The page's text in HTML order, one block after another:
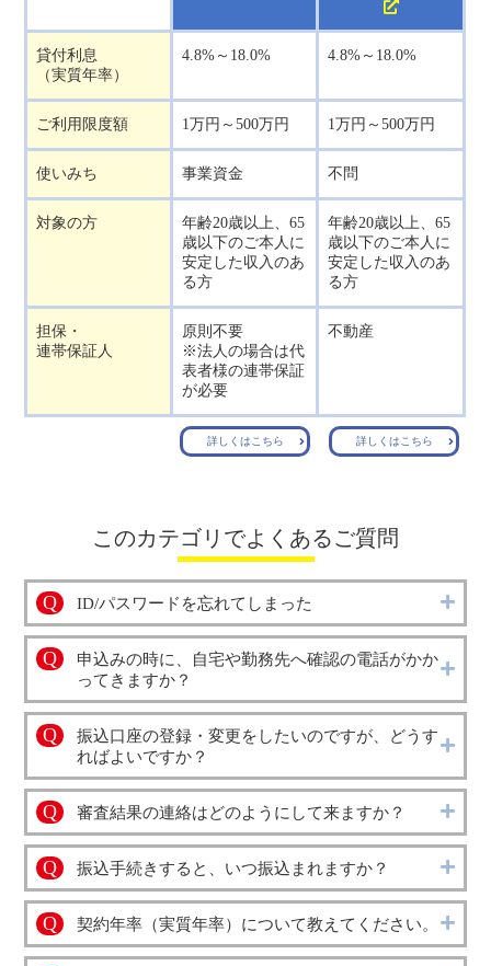
貸付利息
（実質年率）
4.8%～18.0% 4.8%～18.0%
ご利用限度額 1万円～500万円 1万円～500万円
使いみち 事業資金 不問
対象の方
年齢20歳以上、65
歳以下のご本人に
安定した収入のあ
る方
年齢20歳以上、65
歳以下のご本人に
安定した収入のあ
る方
担保・
連帯保証人
原則不要
※法人の場合は代
表者様の連帯保証
が必要
不動産
詳しくはこちら 詳しくはこちら
このカテゴリでよくあるご質問
Q ID/パスワードを忘れてしまった
Q
申込みの時に、自宅や勤務先へ確認の電話がかか
ってきますか？
Q
振込口座の登録・変更をしたいのですが、どうす
ればよいですか？
Q 審査結果の連絡はどのようにして来ますか？
Q 振込手続きすると、いつ振込まれますか？
Q 契約年率（実質年率）について教えてください。